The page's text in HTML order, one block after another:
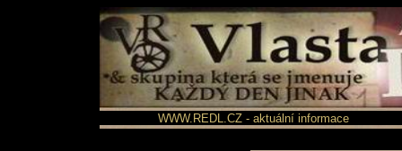
WWW.REDL.CZ - aktuální informace